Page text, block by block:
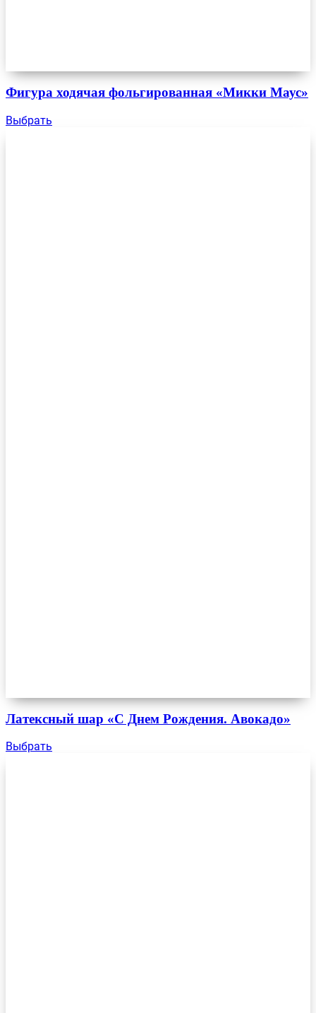
Фигура ходячая фольгированная «Микки Маус»
Выбрать
Латексный шар «С Днем Рождения. Авокадо»
Выбрать